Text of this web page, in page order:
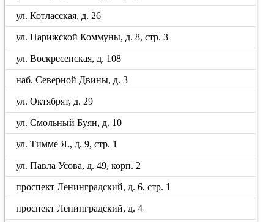
ул. Котласская, д. 26
ул. Парижской Коммуны, д. 8, стр. 3
ул. Воскресенская, д. 108
наб. Северной Двины, д. 3
ул. Октябрят, д. 29
ул. Смольный Буян, д. 10
ул. Тимме Я., д. 9, стр. 1
ул. Павла Усова, д. 49, корп. 2
проспект Ленинградский, д. 6, стр. 1
проспект Ленинградский, д. 4